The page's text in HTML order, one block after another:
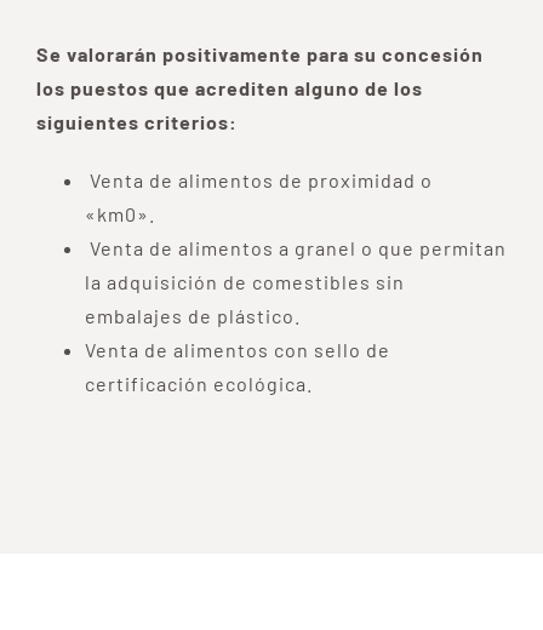
Se valorarán positivamente para su concesión
los puestos que acrediten alguno de los
siguientes criterios:
Venta de alimentos de proximidad o
«km0».
Venta de alimentos a granel o que permitan
la adquisición de comestibles sin
embalajes de plástico.
Venta de alimentos con sello de
certificación ecológica.